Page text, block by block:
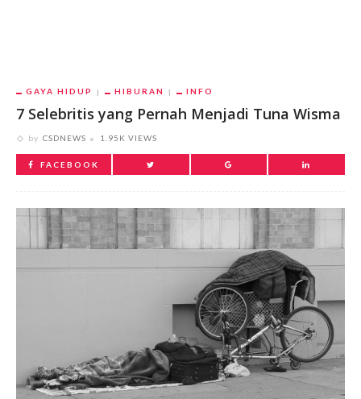
GAYA HIDUP HIBURAN INFO
7 Selebritis yang Pernah Menjadi Tuna Wisma
by CSDNEWS 1.95K VIEWS
FACEBOOK